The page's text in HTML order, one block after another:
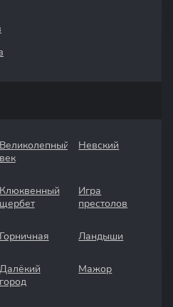
Великолепный
век
Невский
Клюквенный
щербет
Игра
престолов
Горничная Ландыши
Далёкий
город
Мажор